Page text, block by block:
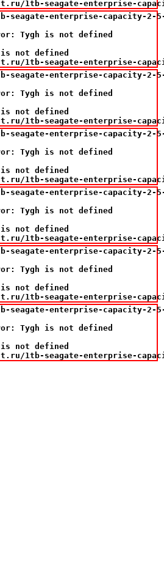
1tb-seagate-enterprise-
enterprise-capacity-2-5-
Tygh is not defined
is not defined
1tb-seagate-enterprise-
enterprise-capacity-2-5-
Tygh is not defined
is not defined
1tb-seagate-enterprise-
enterprise-capacity-2-5-
Tygh is not defined
is not defined
1tb-seagate-enterprise-
enterprise-capacity-2-5-
Tygh is not defined
is not defined
1tb-seagate-enterprise-
enterprise-capacity-2-5-
Tygh is not defined
is not defined
1tb-seagate-enterprise-
enterprise-capacity-2-5-
Tygh is not defined
is not defined
1tb-seagate-enterprise-